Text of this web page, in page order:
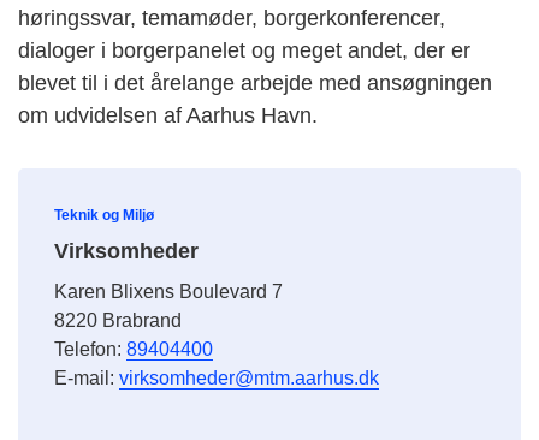
høringssvar, temamøder, borgerkonferencer,
dialoger i borgerpanelet og meget andet, der er
blevet til i det årelange arbejde med ansøgningen
om udvidelsen af Aarhus Havn.
Teknik og Miljø
Virksomheder
Karen Blixens Boulevard 7
8220 Brabrand
Telefon: 89404400
E-mail: virksomheder@mtm.aarhus.dk